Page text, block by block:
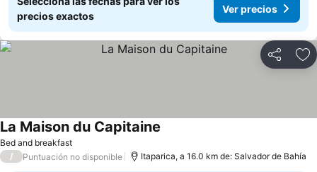
precios exactos
Ver precios
Compartir
Bed and breakfast
La Maison du Capitaine
/ Puntuación no disponible Itaparica, a 16.0 km de: Salvador de Bahía